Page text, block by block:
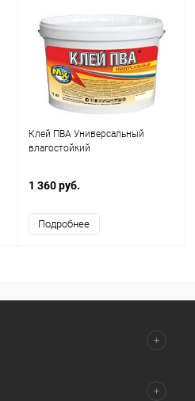
Клей ПВА Универсальный
влагостойкий
1 360 руб.
Подробнее